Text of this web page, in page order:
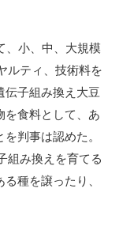
、小、中、大規模
ルティ、技術料を
伝子組み換え大豆
を食料として、あ
判事は認めた。
組み換えを育てる
種を譲ったり、